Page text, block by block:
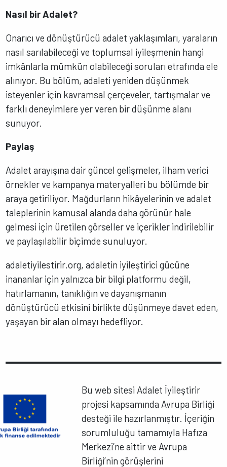
Nasıl bir Adalet?
Onarıcı ve dönüştürücü adalet yaklaşımları, yaraların
nasıl sarılabileceği ve toplumsal iyileşmenin hangi
imkânlarla mümkün olabileceği soruları etrafında ele
alınıyor. Bu bölüm, adaleti yeniden düşünmek
isteyenler için kavramsal çerçeveler, tartışmalar ve
farklı deneyimlere yer veren bir düşünme alanı
sunuyor.
Paylaş
Adalet arayışına dair güncel gelişmeler, ilham verici
örnekler ve kampanya materyalleri bu bölümde bir
araya getiriliyor. Mağdurların hikâyelerinin ve adalet
taleplerinin kamusal alanda daha görünür hale
gelmesi için üretilen görseller ve içerikler indirilebilir
ve paylaşılabilir biçimde sunuluyor.
adaletiyilestirir.org, adaletin iyileştirici gücüne
inananlar için yalnızca bir bilgi platformu değil,
hatırlamanın, tanıklığın ve dayanışmanın
dönüştürücü etkisini birlikte düşünmeye davet eden,
yaşayan bir alan olmayı hedefliyor.
Bu web sitesi Adalet İyileştirir
projesi kapsamında Avrupa Birliği
desteği ile hazırlanmıştır. İçeriğin
sorumluluğu tamamıyla Hafıza
Merkezi’ne aittir ve Avrupa
Birliği’nin görüşlerini